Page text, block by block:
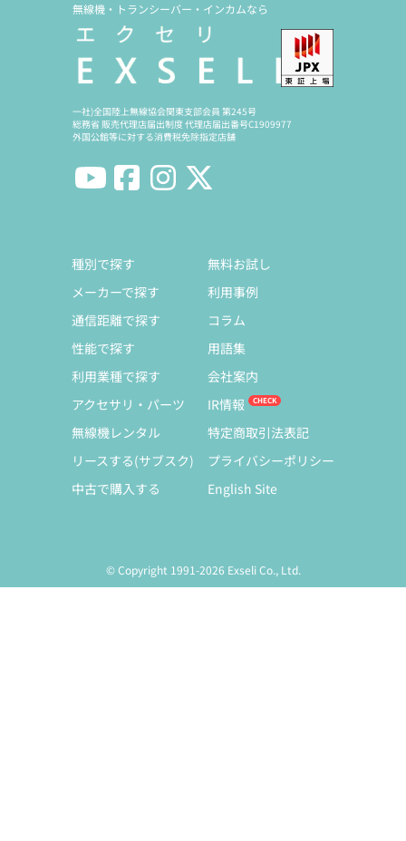
無線機・トランシーバー・インカムなら
一社)全国陸上無線協会関東支部会員 第245号
総務省 販売代理店届出制度 代理店届出番号C1909977
外国公館等に対する消費税免除指定店舗
種別で探す
メーカーで探す
通信距離で探す
性能で探す
利用業種で探す
アクセサリ・パーツ
無線機レンタル
リースする(サブスク)
中古で購入する
無料お試し
利用事例
コラム
用語集
会社案内
IR情報
特定商取引法表記
プライバシーポリシー
English Site
© Copyright 1991-2026 Exseli Co., Ltd.